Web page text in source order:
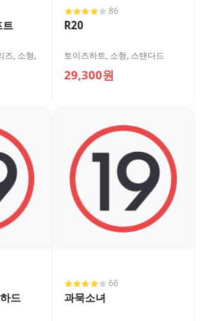
트
즈, 소형,
86
R20
토이즈하트, 소형, 스탠다드
29,300원
드
66
과묵소녀